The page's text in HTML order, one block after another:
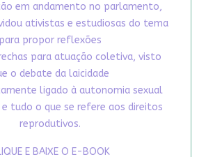
em andamento no parlamento,
ativistas e estudiosas do tema
para propor reflexões
para atuação coletiva, visto
o debate da laicidade
ligado à autonomia sexual
e tudo o que se refere aos direitos
reprodutivos.
E BAIXE O E-BOOK